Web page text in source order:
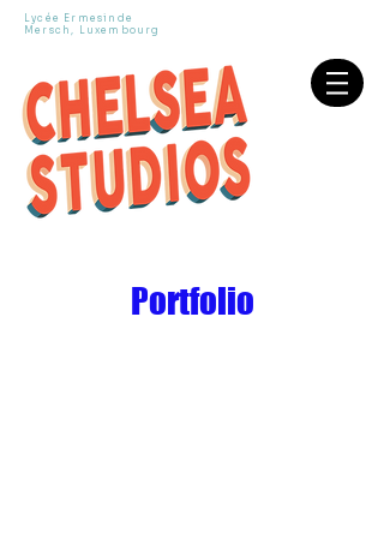
Lycée Ermesinde
Mersch, Luxembourg
Portfolio